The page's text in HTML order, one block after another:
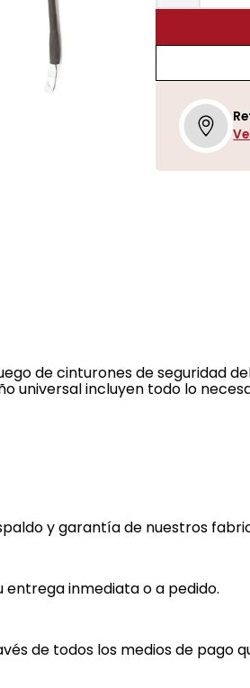
de cinturones de seguridad
universal incluyen todo lo
y garantía de nuestros
inmediata o a pedido.
de todos los medios de pago